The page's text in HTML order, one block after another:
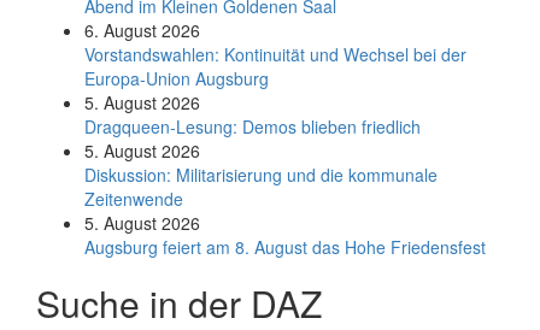
Abend im Kleinen Goldenen Saal
6. August 2026
Vorstandswahlen: Kontinuität und Wechsel bei der
Europa-Union Augsburg
5. August 2026
Dragqueen-Lesung: Demos blieben friedlich
5. August 2026
Diskussion: Mi­li­ta­ri­sie­rung und die kommunale
Zeitenwende
5. August 2026
Augsburg feiert am 8. August das Hohe Friedensfest
Suche in der DAZ